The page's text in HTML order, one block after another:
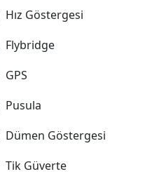
Hız Göstergesi
Flybridge
GPS
Pusula
Dümen Göstergesi
Tik Güverte